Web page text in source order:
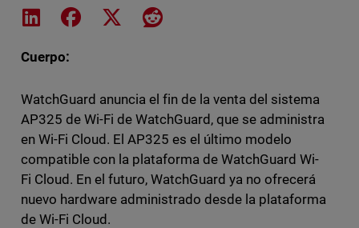
Share on LinkedIn
Share on Facebook
Share on XShare on Reddit
Cuerpo:
WatchGuard anuncia el fin de la venta del sistema
AP325 de Wi-Fi de WatchGuard, que se administra
en Wi-Fi Cloud. El AP325 es el último modelo
compatible con la plataforma de WatchGuard Wi-
Fi Cloud. En el futuro, WatchGuard ya no ofrecerá
nuevo hardware administrado desde la plataforma
de Wi-Fi Cloud.